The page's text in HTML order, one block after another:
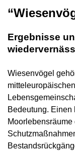
Ergebnisse
Wiesenvögel
Bedeutung.